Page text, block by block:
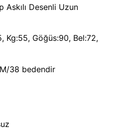
Askılı Desenli Uzun
Kg:55, Göğüs:90, Bel:72,
38 bedendir